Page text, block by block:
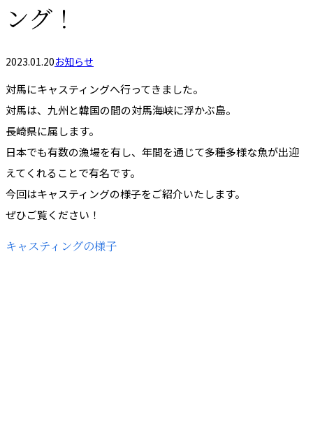
ング！
2023.01.20お知らせ
対馬にキャスティングへ行ってきました。
対馬は、九州と韓国の間の対馬海峡に浮かぶ島。
長崎県に属します。
日本でも有数の漁場を有し、年間を通じて多種多様な魚が出迎
えてくれることで有名です。
今回はキャスティングの様子をご紹介いたします。
ぜひご覧ください！
キャスティングの様子